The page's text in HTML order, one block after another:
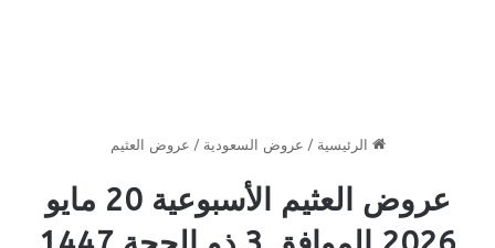
الرئيسية / عروض السعودية / عروض العثيم
عروض العثيم الأسبوعية 20 مايو